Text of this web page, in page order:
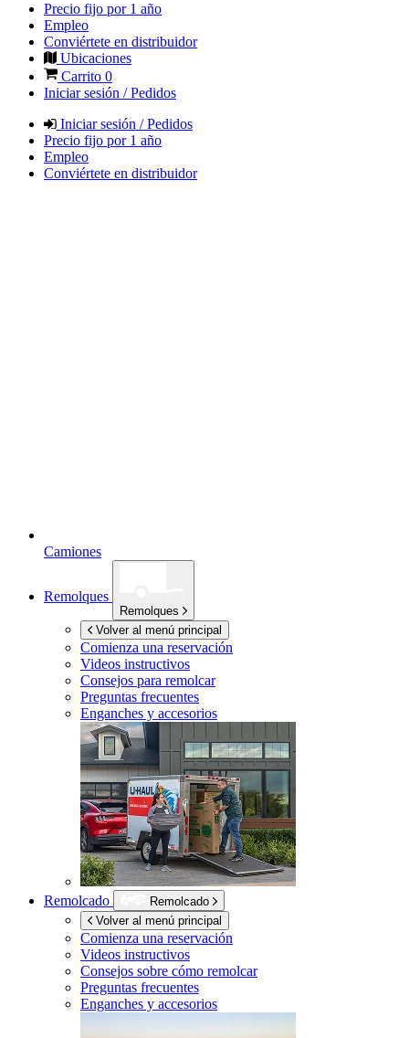
Precio fijo por 1 año
Empleo
Conviértete en distribuidor
Ubicaciones
Carrito 0
Iniciar sesión / Pedidos
Iniciar sesión / Pedidos
Precio fijo por 1 año
Empleo
Conviértete en distribuidor
Camiones
Remolques
Remolques
Volver al menú principal
Comienza una reservación
Videos instructivos
Consejos para remolcar
Preguntas frecuentes
Enganches y accesorios
Remolcado
Remolcado
Volver al menú principal
Comienza una reservación
Videos instructivos
Consejos sobre cómo remolcar
Preguntas frecuentes
Enganches y accesorios